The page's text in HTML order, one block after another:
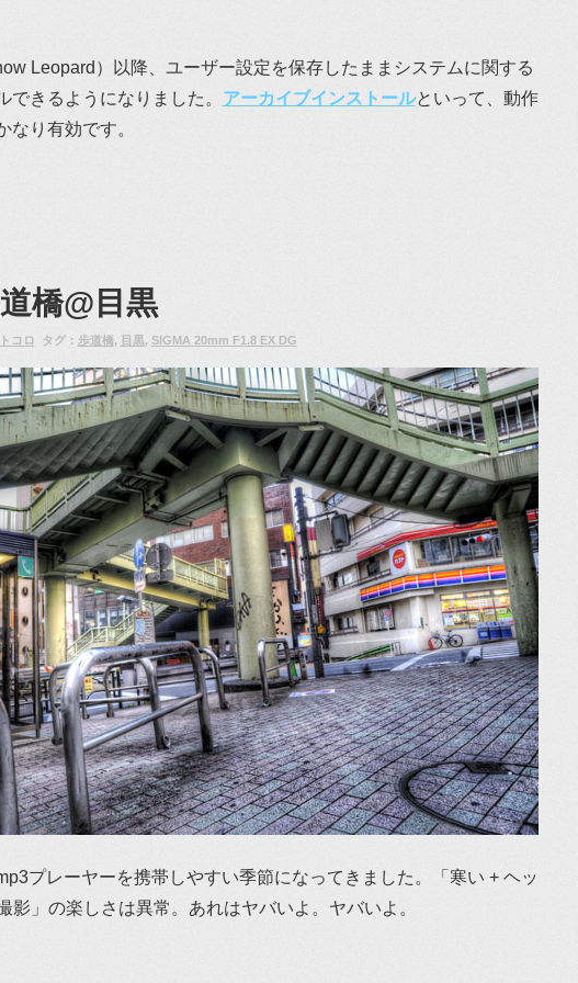
Leopard）以降、ユーザー設定を保存したままシステムに関する
できるようになりました。 アーカイブインストールといって、動作
なり有効です。
橋@目黒
トコロ タグ： 歩道橋, 目黒, SIGMA 20mm F1.8 EX DG
プレーヤーを携帯しやすい季節になってきました。「寒い + ヘッ
影」の楽しさは異常。あれはヤバいよ。ヤバいよ。